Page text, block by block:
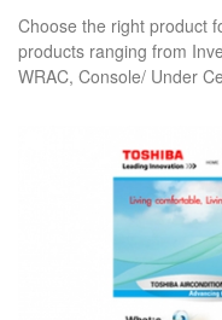
Choose the right product
products ranging from
WRAC, Console/ Under